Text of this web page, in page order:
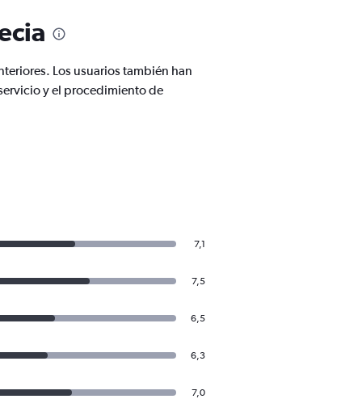
Los usuarios también han
y el procedimiento de
7,1
7,5
6,5
6,3
7,0